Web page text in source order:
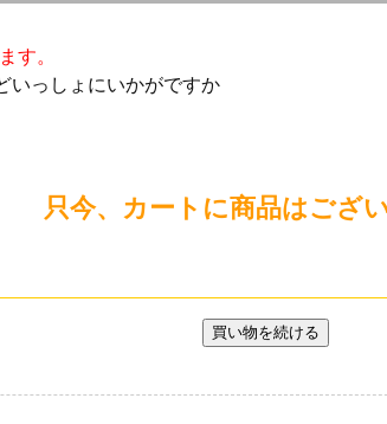
す。
いっしょにいかがですか
只今、カートに商品はござ